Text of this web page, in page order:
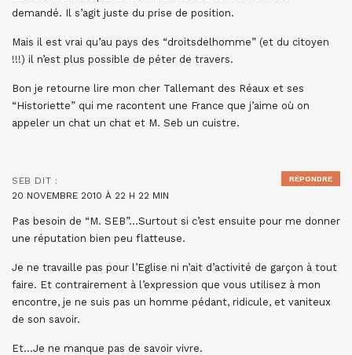
demandé. Il s’agit juste du prise de position.
Mais il est vrai qu’au pays des “droitsdelhomme” (et du citoyen
!!!) il n’est plus possible de péter de travers.
Bon je retourne lire mon cher Tallemant des Réaux et ses
“Historiette” qui me racontent une France que j’aime où on
appeler un chat un chat et M. Seb un cuistre.
SEB DIT :
20 NOVEMBRE 2010 À 22 H 22 MIN
Pas besoin de “M. SEB”…Surtout si c’est ensuite pour me donner
une réputation bien peu flatteuse.
Je ne travaille pas pour l’Eglise ni n’ait d’activité de garçon à tout
faire. Et contrairement à l’expression que vous utilisez à mon
encontre, je ne suis pas un homme pédant, ridicule, et vaniteux
de son savoir.
Et…Je ne manque pas de savoir vivre.
RÉPONDRE